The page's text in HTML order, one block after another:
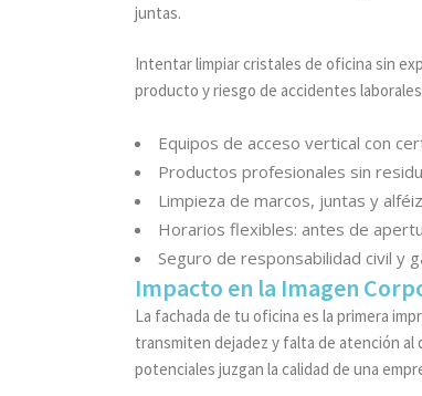
juntas.
Intentar limpiar cristales de oficina sin
producto y riesgo de accidentes
Equipos de acceso vertical con
Productos profesionales sin
Limpieza de marcos, juntas y
Horarios flexibles: antes de
Seguro de responsabilidad civil y
Impacto en la Imagen
La fachada de tu oficina es la primera
transmiten dejadez y falta de atención al
potenciales juzgan la calidad de una